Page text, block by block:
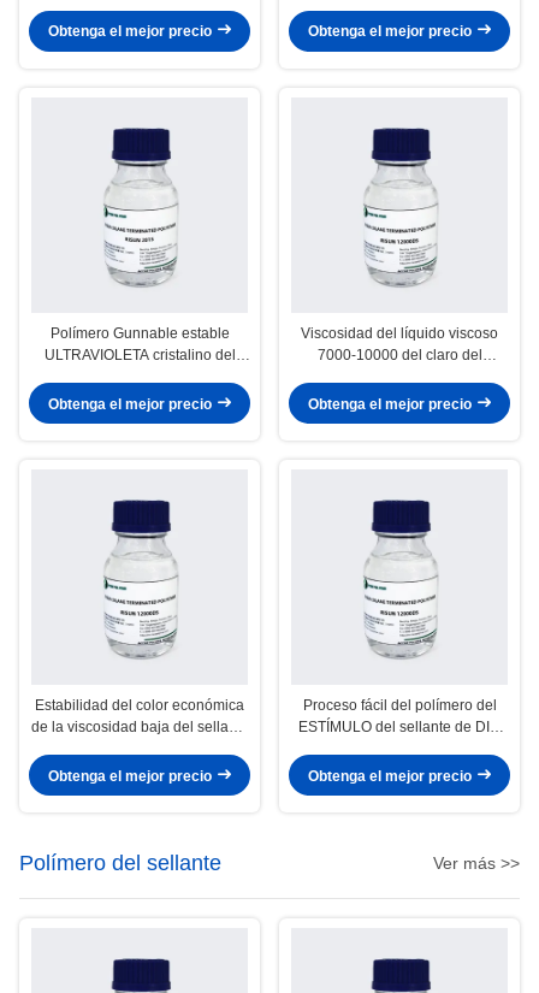
decoración del hogar
Obtenga el mejor precio
ULTRAVIOLETA del sellante
Obtenga el mejor precio
Polímero Gunnable estable
ULTRAVIOLETA cristalino del
cocina en las temperaturas frías
Obtenga el mejor precio
Viscosidad del líquido viscoso
7000-10000 del claro del
sellante del automóvil
Obtenga el mejor precio
Estabilidad del color económica
de la viscosidad baja del sellante
estímulo
Obtenga el mejor precio
Proceso fácil del polímero del
ESTÍMULO del sellante de DIY,
de Risun
Obtenga el mejor precio
Polímero del sellante Ver más >>